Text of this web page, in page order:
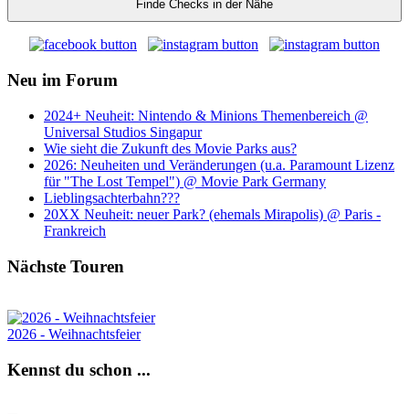
Finde Checks in der Nähe
Neu im Forum
2024+ Neuheit: Nintendo & Minions Themenbereich @
Universal Studios Singapur
Wie sieht die Zukunft des Movie Parks aus?
2026: Neuheiten und Veränderungen (u.a. Paramount Lizenz
für "The Lost Tempel") @ Movie Park Germany
Lieblingsachterbahn???
20XX Neuheit: neuer Park? (ehemals Mirapolis) @ Paris -
Frankreich
Nächste Touren
2026 - Weihnachtsfeier
Kennst du schon ...